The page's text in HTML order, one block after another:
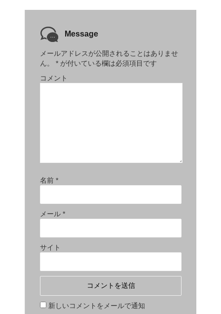
Message
メールアドレスが公開されることはありませ
ん。
* が付いている欄は必須項目です
コメント
名前 *
メール *
サイト
新しいコメントをメールで通知